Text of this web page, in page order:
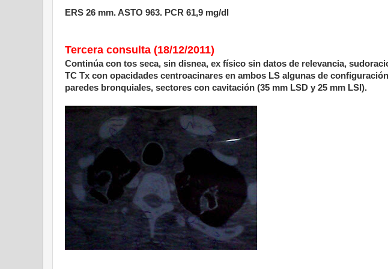
ERS 26 mm. ASTO 963. PCR 61,9 mg/dl
Tercera consulta (18/12/2011)
Continúa con tos seca, sin disnea, ex físico sin datos de relevancia,
TC Tx con opacidades centroacinares en ambos LS algunas de
paredes bronquiales, sectores con cavitación (35 mm LSD y 25 mm LSI).